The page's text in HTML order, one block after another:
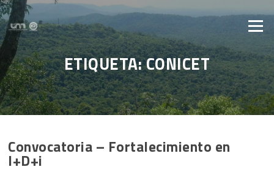
Saltar al contenido
Menú
ETIQUETA: CONICET
Convocatoria – Fortalecimiento en
I+D+i